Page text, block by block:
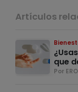
Artículos
que
Por